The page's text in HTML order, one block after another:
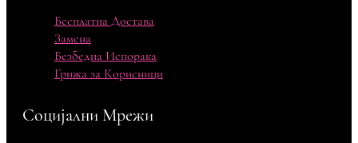
Бесплатна Достава
Замена
Безбедна Испорака
Грижа за Корисници
Социјални Мрежи